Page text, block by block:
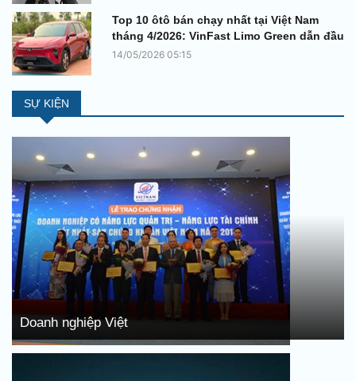
Top 10 ôtô bán chạy nhất tại Việt Nam
tháng 4/2026: VinFast Limo Green dẫn đầu
14/05/2026 05:15
SỰ KIỆN
Doanh nghiệp Việt